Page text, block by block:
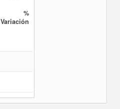
%
Variación